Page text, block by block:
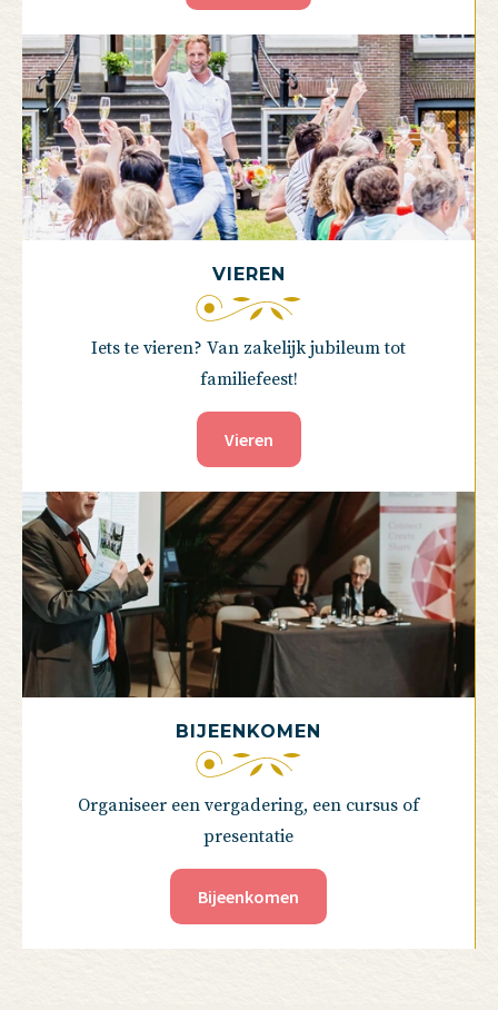
VIEREN
Iets te vieren? Van zakelijk jubileum tot
familiefeest!
Vieren
BIJEENKOMEN
Organiseer een vergadering, een cursus of
presentatie
Bijeenkomen